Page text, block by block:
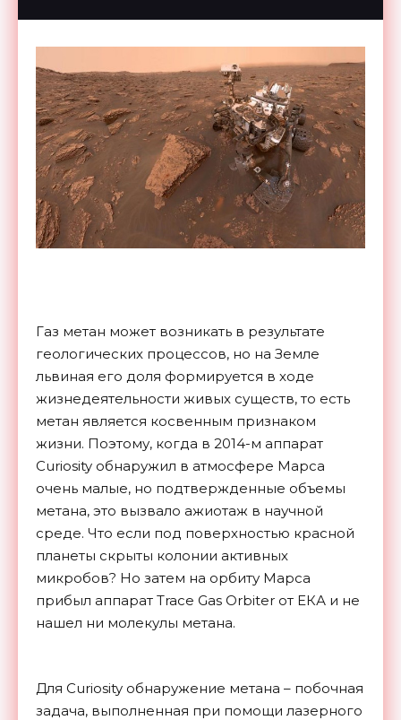
Газ метан может возникать в результате
геологических процессов, но на Земле
львиная его доля формируется в ходе
жизнедеятельности живых существ, то есть
метан является косвенным признаком
жизни. Поэтому, когда в 2014-м аппарат
Curiosity обнаружил в атмосфере Марса
очень малые, но подтвержденные объемы
метана, это вызвало ажиотаж в научной
среде. Что если под поверхностью красной
планеты скрыты колонии активных
микробов? Но затем на орбиту Марса
прибыл аппарат Trace Gas Orbiter от ЕКА и не
нашел ни молекулы метана.
Для Curiosity обнаружение метана – побочная
задача, выполненная при помощи лазерного